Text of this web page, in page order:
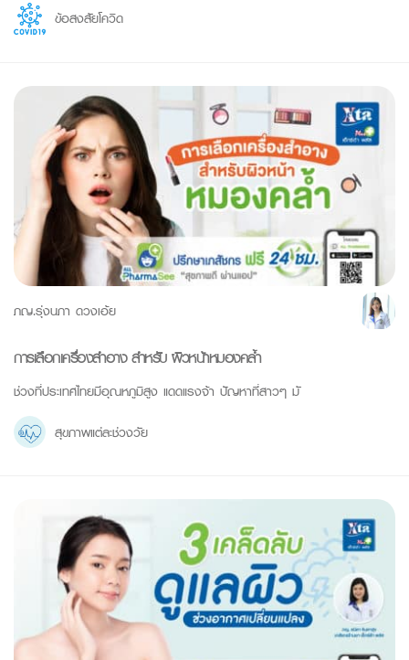
ข้อสงสัยโควิด
ภญ.รุ่งนภา ดวงเอ้ย
การเลือกเครื่องสำอาง สำหรับ ผิวหน้าหมองคล้ำ
ช่วงที่ประเทศไทยมีอุณหภูมิสูง แดดแรงจ้า ปัญหาที่สาวๆ มั
สุขภาพแต่ละช่วงวัย